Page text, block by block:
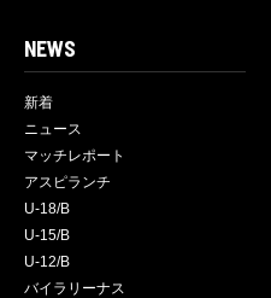
NEWS
新着
ニュース
マッチレポート
アスピランチ
U-18/B
U-15/B
U-12/B
バイラリーナス